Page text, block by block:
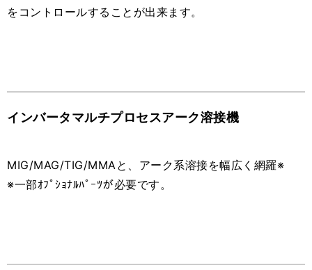
をコントロールすることが出来ます。
インバータマルチプロセスアーク溶接機
MIG/MAG/TIG/MMAと、アーク系溶接を幅広く網羅※
※一部ｵﾌﾟｼｮﾅﾙﾊﾟｰﾂが必要です。